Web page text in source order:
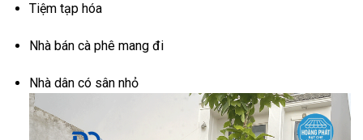
Tiệm tạp hóa
Nhà bán cà phê mang đi
Nhà dân có sân nhỏ